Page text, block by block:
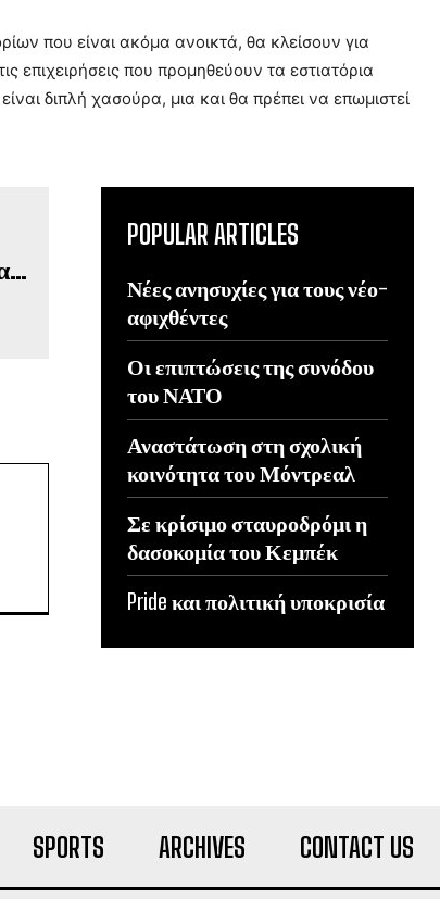
που είναι ακόμα ανοικτά, θα κλείσουν για
επιχειρήσεις που προμηθεύουν τα εστιατόρια
διπλή χασούρα, μια και θα πρέπει να επωμιστεί
POPULAR ARTICLES
Νέες ανησυχίες για τους νέο-
αφιχθέντες
Οι επιπτώσεις της συνόδου
του ΝΑΤΟ
Αναστάτωση στη σχολική
κοινότητα του Μόντρεαλ
Σε κρίσιμο σταυροδρόμι η
δασοκομία του Κεμπέκ
Pride και πολιτική υποκρισία
SPORTS ARCHIVES CONTACT US